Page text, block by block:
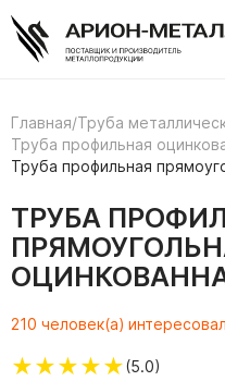
Главная/Труба
Труба профильная
Труба профильная
ТРУБА
210 человек(а)
★★★★★(5.0)